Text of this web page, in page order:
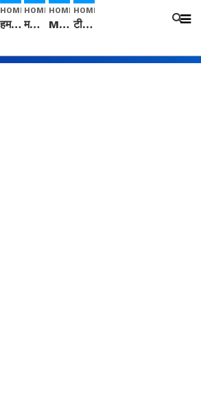
HOME
हम सनातनी..." सांसद kangana Ranaut से क्या बोली लड़की? Viral Jantar-Mantar | CJP protest
HOME
मनीषा हत्याकांड: हत्या, आत्महत्या या कोई बड़ा राज? | Full Story | Josh Haryana
HOME
Mangalsutra: हिंदू धर्म में शादी के बाद मंगलसूत्र क्यों पहनती है महिलाएं, किसने शुरु की ये परंपरा
HOME
टीम बीकेई ने एग्रीकल्चर ग्रेड की यूरिया खाद गट्टों में बदलकर टेक्निकल ग्रेड में बेचने वालों पर करवाई कार्रवाई: लखविंदर सिंह औलख